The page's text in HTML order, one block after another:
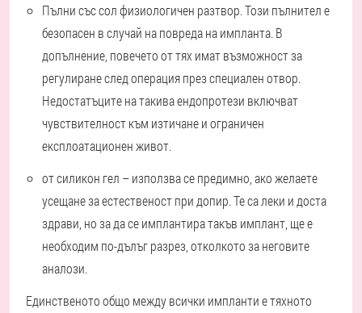
Пълни със солфизиологичен разтвор.Този пълнител е
безопасен в случай на повреда на импланта. В
допълнение, повечето от тях имат възможност за
регулиране след операция през специален отвор.
Недостатъците на такива ендопротези включват
чувствителност към изтичане и ограничен
експлоатационен живот.
отсиликон гел – използва се предимно, ако желаете
усещане за естественост при допир. Те са леки и доста
здрави, но за да се имплантира такъв имплант, ще е
необходим по-дълъг разрез, отколкото за неговите
аналози.
Единственото общо между всички импланти е тяхното